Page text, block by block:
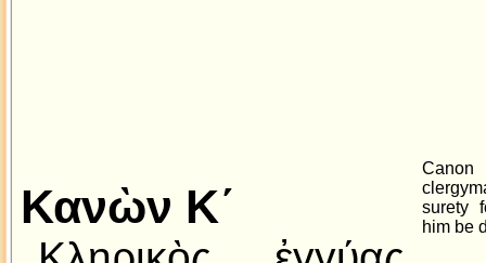
Κανὼν Κ´
surety
him be